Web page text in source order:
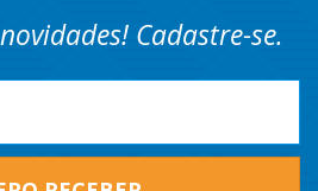
Cadastre-se.